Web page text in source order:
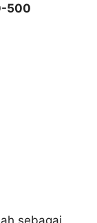
500
sebagai